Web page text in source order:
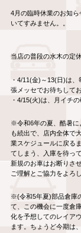
4月の臨時休業のお知
いてすみません。。
当店の普段の水木の定
・4/11(金)～13(日)は、
張メッセでお待ちして
・4/15(火)は、月イチ
※令和6年の夏、酷暑に
も続出で、店内全体で
業スケジュールに戻る
てしまう、入庫を待っ
新規のお車はお断りさ
ご理解とご協力をよろ
※(令和5年夏)部品倉庫
て、この機会に一度倉
化を予想してのレイア
ます。ちょうど今期は